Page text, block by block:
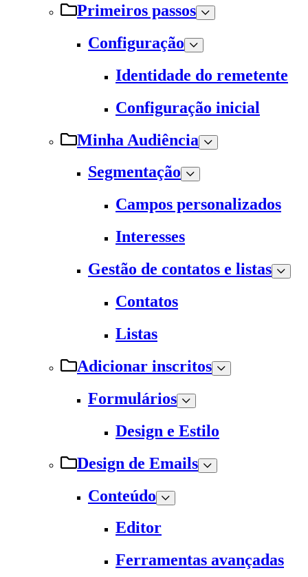
Primeiros passos
Configuração
Identidade do remetente
Configuração inicial
Minha Audiência
Segmentação
Campos personalizados
Interesses
Gestão de contatos e listas
Contatos
Listas
Adicionar inscritos
Formulários
Design e Estilo
Design de Emails
Conteúdo
Editor
Ferramentas avançadas